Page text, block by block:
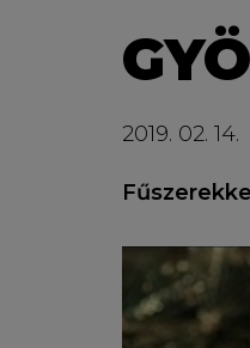
2019. 02. 14.